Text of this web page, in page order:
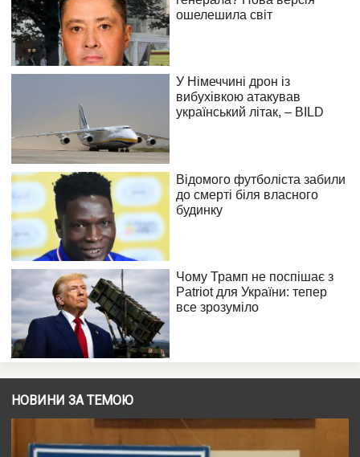
НОВИНИ ЗА ТЕМОЮ